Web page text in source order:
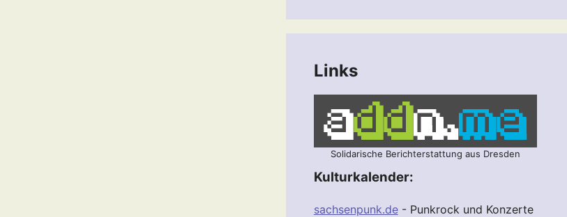
Links
Solidarische Berichterstattung aus Dresden
Kulturkalender:
sachsenpunk.de- Punkrock und Konzerte